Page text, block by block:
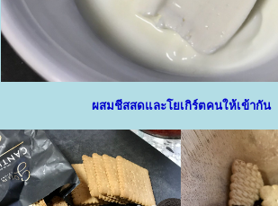
ผสมชีสสดและโยเกิร์ตคนให้เข้ากัน